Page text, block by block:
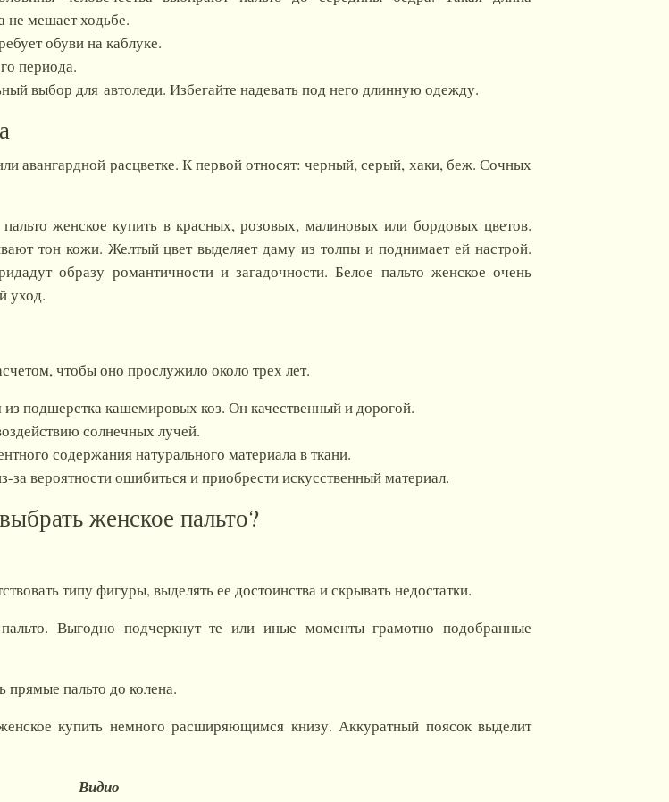
не мешает ходьбе.
обуви на каблуке.
периода.
выбор для автоледи. Избегайте надевать под него длинную одежду.
авангардной расцветке. К первой относят: черный, серый, хаки, беж. Сочных
женское купить в красных, розовых, малиновых или бордовых цветов.
тон кожи. Желтый цвет выделяет даму из толпы и поднимает ей настрой.
образу романтичности и загадочности. Белое пальто женское очень
уход.
чтобы оно прослужило около трех лет.
подшерстка кашемировых коз. Он качественный и дорогой.
солнечных лучей.
содержания натурального материала в ткани.
вероятности ошибиться и приобрести искусственный материал.
типу фигуры, выделять ее достоинства и скрывать недостатки.
Выгодно подчеркнут те или иные моменты грамотно подобранные
пальто до колена.
купить немного расширяющимся книзу. Аккуратный поясок выделит
Видио